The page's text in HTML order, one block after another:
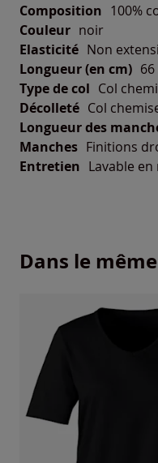
Composition 100%
Couleur noir
Elasticité Non
Longueur (en cm) 66
Type de col Col
Décolleté Col
Longueur des
Manches Finitions
Entretien Lavable
Dans le